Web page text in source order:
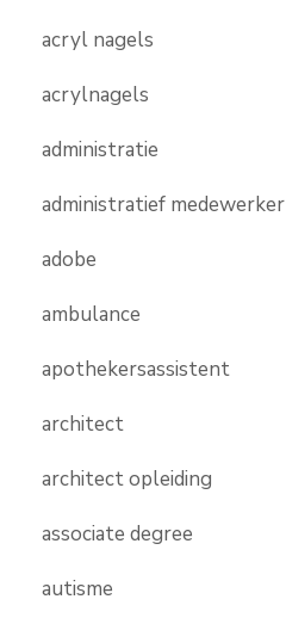
acryl nagels
acrylnagels
administratie
administratief medewerker
adobe
ambulance
apothekersassistent
architect
architect opleiding
associate degree
autisme